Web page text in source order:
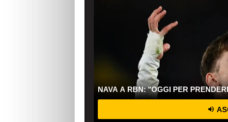
NAVA A RBN: "OGGI PER